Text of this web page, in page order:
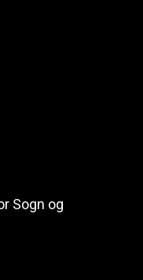
Sogn og